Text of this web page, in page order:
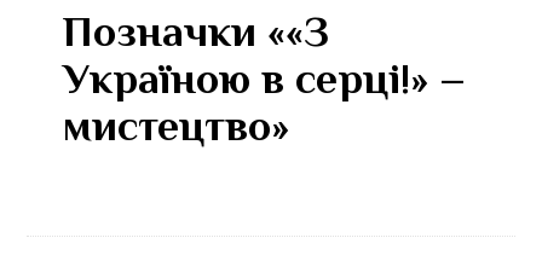
Позначки ««З
Україною в серці!» –
мистецтво»